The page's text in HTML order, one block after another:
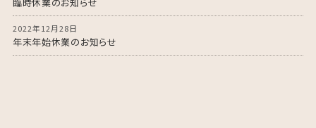
2022年12月28日
年末年始休業のお知らせ